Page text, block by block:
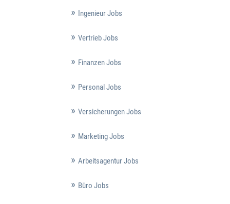
Ingenieur Jobs
Vertrieb Jobs
Finanzen Jobs
Personal Jobs
Versicherungen Jobs
Marketing Jobs
Arbeitsagentur Jobs
Büro Jobs